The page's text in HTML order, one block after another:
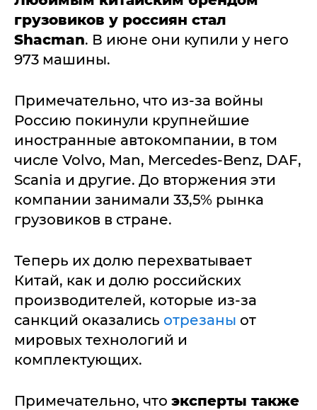
грузовиков у россиян стал
Shacman. В июне они купили у него
973 машины.
Примечательно, что из-за войны
Россию покинули крупнейшие
иностранные автокомпании, в том
числе Volvo, Man, Mercedes-Benz, DAF,
Scania и другие. До вторжения эти
компании занимали 33,5% рынка
грузовиков в стране.
Теперь их долю перехватывает
Китай, как и долю российских
производителей, которые из-за
санкций оказались отрезаны от
мировых технологий и
комплектующих.
Примечательно, что эксперты также